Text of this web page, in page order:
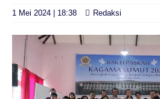
1 Mei 2024 | 18:38 Redaksi